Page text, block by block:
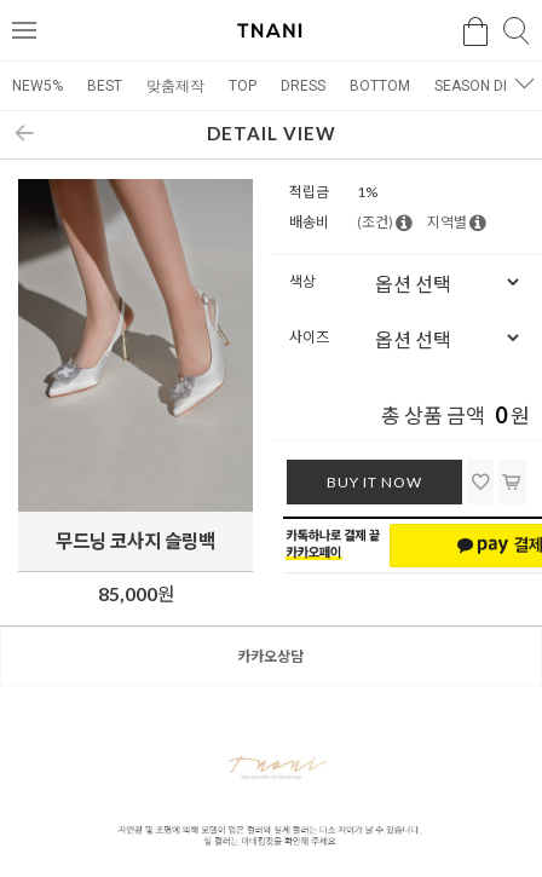
메
검색
NEW5% BEST 맞춤제작 TOP DRESS BOTTOM SEASON DRESS
DETAIL VIEW
무드닝 코사지 슬링백
85,000원
적립금
1%
배송비
(조건) 지역별
색상
사이즈
총 상품 금액 0원
BUY IT NOW
카카오상담